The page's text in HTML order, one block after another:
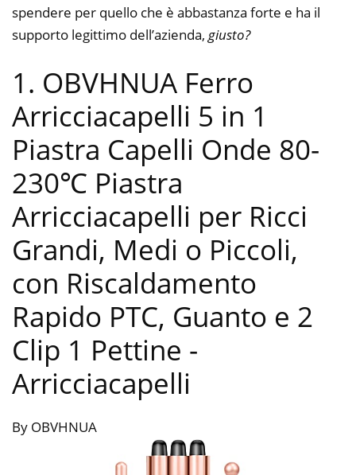
spendere per quello che è abbastanza forte e ha il
supporto legittimo dell’azienda, giusto?
1. OBVHNUA Ferro
Arricciacapelli 5 in 1
Piastra Capelli Onde 80-
230℃ Piastra
Arricciacapelli per Ricci
Grandi, Medi o Piccoli,
con Riscaldamento
Rapido PTC, Guanto e 2
Clip 1 Pettine -
Arricciacapelli
By OBVHNUA